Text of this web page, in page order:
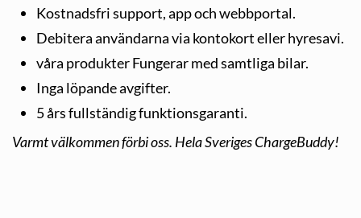
Kostnadsfri support, app och webbportal.
Debitera användarna via kontokort eller hyresavi.
våra produkter Fungerar med samtliga bilar.
Inga löpande avgifter.
5 års fullständig funktionsgaranti.
Varmt välkommen förbi oss. Hela Sveriges ChargeBuddy!